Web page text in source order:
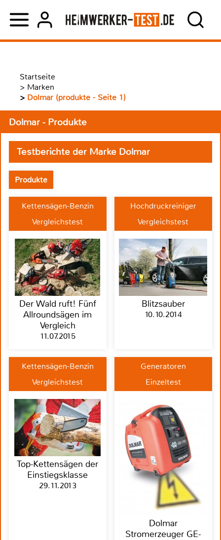
Startseite
> Marken
> Dolmar (produkte - Seite 1)
Dolmar - Produkte
Testberichte der Marke Dolmar
Produkte
Kettensägen-Benzin
Vergleichstest
Der Wald ruft! Fünf
Allroundsägen im
Vergleich
11.07.2015
Hochdruckreiniger
Vergleichstest
Blitzsauber
10.10.2014
Kettensägen-Benzin
Vergleichstest
Top-Kettensägen der
Einstiegsklasse
29.11.2013
Generatoren
Einzeltest
Dolmar
Stromerzeuger GE-